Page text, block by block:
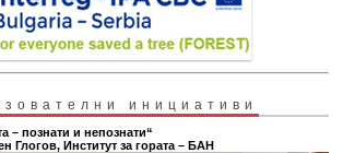
инициативи
– познати и непознати“
Глогов, Институт за гората – БАН